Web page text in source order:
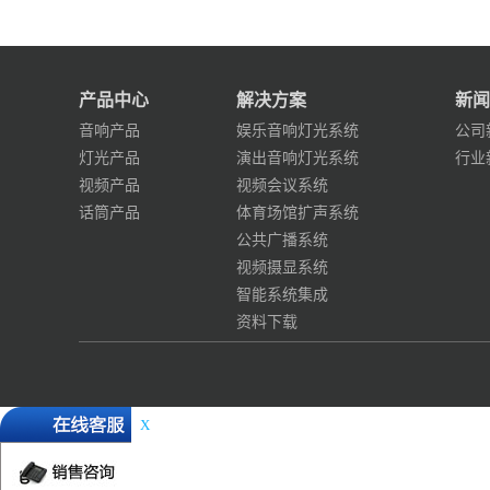
产品中心
音响产品
灯光产品
视频产品
话筒产品
解决方案
娱乐音响灯光系统
演出音响灯光系统
视频会议系统
体育场馆扩声系统
公共广播系统
视频摄显系统
智能系统集成
资料下载
新
公司
行业
X